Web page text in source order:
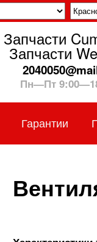
Запчасти
Запчасти
Пн—Пт
Гарантии